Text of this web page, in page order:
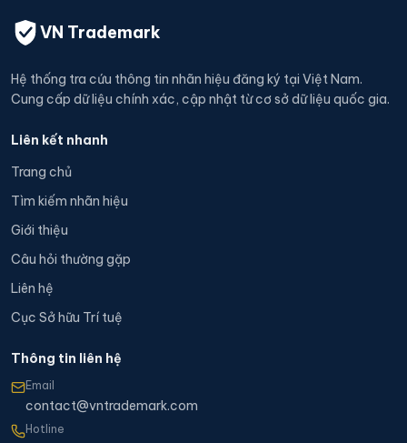
VN Trademark
Hệ thống tra cứu thông tin nhãn hiệu đăng ký tại Việt Nam.
Cung cấp dữ liệu chính xác, cập nhật từ cơ sở dữ liệu quốc gia.
Liên kết nhanh
Trang chủ
Tìm kiếm nhãn hiệu
Giới thiệu
Câu hỏi thường gặp
Liên hệ
Cục Sở hữu Trí tuệ
Thông tin liên hệ
Email
contact@vntrademark.com
Hotline